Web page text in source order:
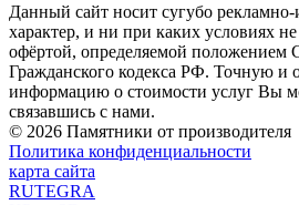
Данный сайт носит сугубо
характер, и ни при каких условиях
офёртой, определяемой положением
Гражданского кодекса РФ. Точную и
информацию о стоимости услуг Вы
связавшись с нами.
© 2026 Памятники от производителя
Политика конфиденциальности
карта сайта
RUTEGRA